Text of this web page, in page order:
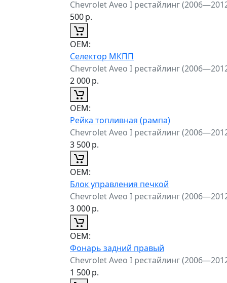
Chevrolet Aveo I рестайлинг
500р.
ОЕМ:
Селектор МКПП
Chevrolet Aveo I рестайлинг
2 000р.
ОЕМ:
Рейка топливная (рампа)
Chevrolet Aveo I рестайлинг
3 500р.
ОЕМ:
Блок управления печкой
Chevrolet Aveo I рестайлинг
3 000р.
ОЕМ:
Фонарь задний правый
Chevrolet Aveo I рестайлинг
1 500р.